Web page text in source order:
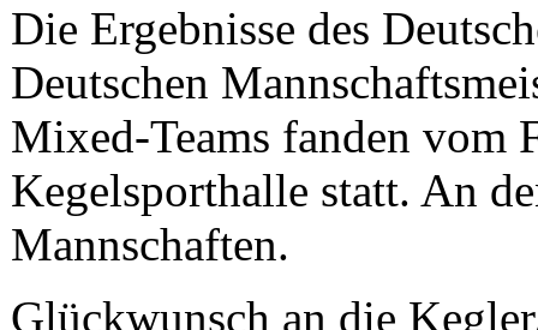
Die Ergebnisse des
Deutschen
Mixed-Teams fanden vom
Kegelsporthalle statt. An
Mannschaften.
Glückwunsch an die